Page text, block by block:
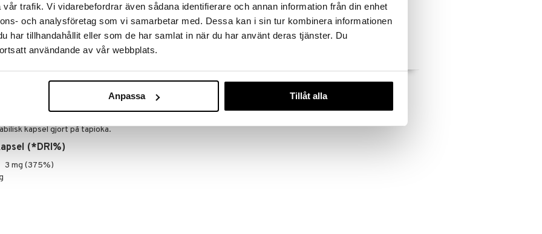
trafik. Vi vidarebefordrar även sådana identifierare och annan information från din enhet
och analysföretag som vi samarbetar med. Dessa kan i sin tur kombinera informationen
har tillhandahållit eller som de har samlat in när du har använt deras tjänster. Du
användande av vår webbplats.
Anpassa Tillåt alla
A-vitamin bör inte tas av gravida
daglig dos bör inte överskridas. Kosttillskott
till en varierad kost. Förvaras utom räckhåll för små
kapsel gjort på tapioka.
(*DRI%)
3 mg (375%)
Närokällan K2 Närokällan Metyl B-50
NÄROKÄLLAN